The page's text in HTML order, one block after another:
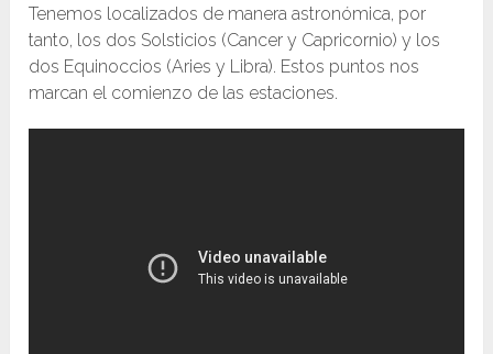
Tenemos localizados de manera astronómica, por
tanto, los dos Solsticios (Cancer y Capricornio) y los
dos Equinoccios (Aries y Libra). Estos puntos nos
marcan el comienzo de las estaciones.